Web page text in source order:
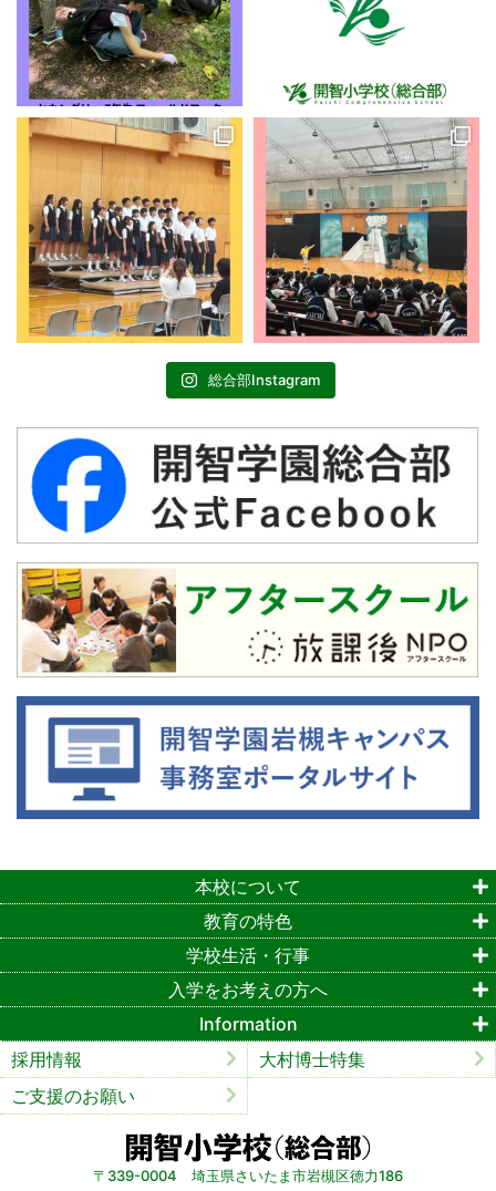
総合部Instagram
〒339-0004 埼玉県さいたま市岩槻区徳力186
本校について
教育の特色
学校生活・行事
入学をお考えの方へ
Information
採用情報
大村博士特集
ご支援のお願い